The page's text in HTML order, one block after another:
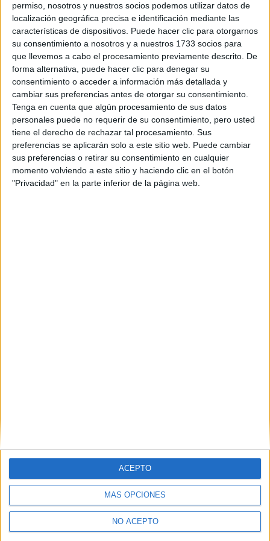
permiso, nosotros y nuestros socios podemos utilizar datos de
localización geográfica precisa e identificación mediante las
características de dispositivos. Puede hacer clic para otorgarnos
su consentimiento a nosotros y a nuestros 1733 socios para
que llevemos a cabo el procesamiento previamente descrito. De
forma alternativa, puede hacer clic para denegar su
consentimiento o acceder a información más detallada y
cambiar sus preferencias antes de otorgar su consentimiento.
Tenga en cuenta que algún procesamiento de sus datos
personales puede no requerir de su consentimiento, pero usted
tiene el derecho de rechazar tal procesamiento. Sus
preferencias se aplicarán solo a este sitio web. Puede cambiar
sus preferencias o retirar su consentimiento en cualquier
momento volviendo a este sitio y haciendo clic en el botón
"Privacidad" en la parte inferior de la página web.
MÁS OPCIONES
NO ACEPTO
ACEPTO
apuntes de 2º de bachillerato, conseguirme un empleo a
media jornada para poder pagarle a mis padres los gastos de
la FP y también para ahorrar para pagar las PAU y por lo
menos el primer años de universidad.
De momento ya tengo todos los apuntes de historia, de
matemáticas, lengua e inglés, me faltaría física. Pero el
mayor problema, y el que de verdad es importante, además
de arreglar mi desastre de vida, es prepárame por libre las
PAU. Me acuerdo de las cosas prácticas como mates y
físicas, aunque me cuesta a la hora de realizar los ejercicios,
también de cosas de literatura e inglés. Me siento inferior al
resto de mis compañeros y una carga para mi familia.
Les quería pedir consejo, ya que yo siempre he tenido
problemas para organizarme. Siempre le dedicaba mucho
tiempo a estudiar las que más me costaban, que al final me